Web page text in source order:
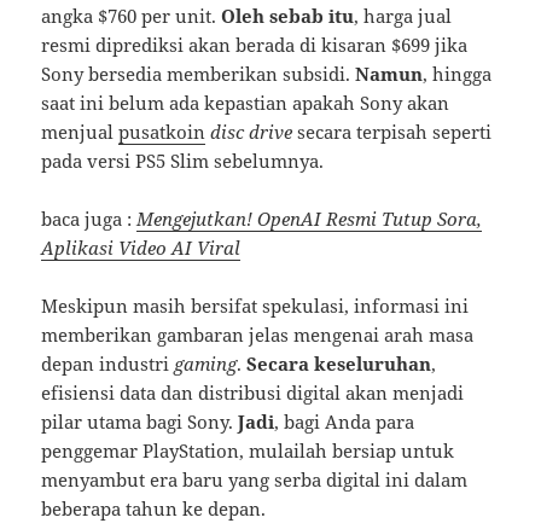
angka $760 per unit.Oleh sebab itu, harga jual
resmi diprediksi akan berada di kisaran $699 jika
Sony bersedia memberikan subsidi.Namun, hingga
saat ini belum ada kepastian apakah Sony akan
menjualpusatkoin disc drive secara terpisah seperti
pada versi PS5 Slim sebelumnya.
baca juga : Mengejutkan! OpenAI Resmi Tutup Sora,
Aplikasi Video AI Viral
Meskipun masih bersifat spekulasi, informasi ini
memberikan gambaran jelas mengenai arah masa
depan industri gaming.Secara keseluruhan,
efisiensi data dan distribusi digital akan menjadi
pilar utama bagi Sony.Jadi, bagi Anda para
penggemar PlayStation, mulailah bersiap untuk
menyambut era baru yang serba digital ini dalam
beberapa tahun ke depan.